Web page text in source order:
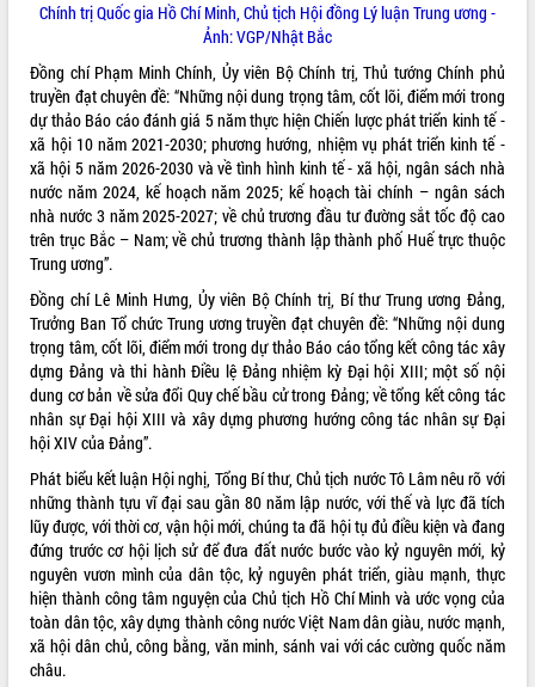
niệm 101 năm Ngày Báo chí Cách
Đắk Lắk sơ kết 4 năm triển khai thực
hiện Đề án 06 của Chính phủ
Họp báo thông tin về Hội nghị Công bố
Quy hoạch và Xúc tiến đầu tư tỉnh Đắk
Lắk
Khơi thông điểm nghẽn, đẩy nhanh
giải ngân vốn khắc phục thiên tai
HĐND tỉnh thông qua điều chỉnh Quy
hoạch tỉnh thời kỳ 2021-2030
Hội thảo góp ý hồ sơ điều chỉnh quy
hoạch tỉnh Đắk Lắk thời kỳ 2021-2030,
tầm nhìn đến năm 2050
Nâng cao hiệu quả hoạt động của các
doanh nghiệp nhà nước
Hội nghị triển khai kết nối mạng
truyền số liệu chuyên dùng phục vụ cơ
quan Đảng, Nhà nước
Lễ phát động chuỗi hoạt động chung
tay làm sạch môi trường
Xã Ea Kar bước chuyển mình trong
công tác cải cách hành chính mô hình
mới
UBND tỉnh họp báo định kỳ tháng 4
năm 2026
Chính trị Quốc gia Hồ Chí Minh, Chủ tịch Hội đồng Lý luận Trung ương -
Ảnh: VGP/Nhật Bắc
Đồng chí Phạm Minh Chính, Ủy viên Bộ Chính trị, Thủ tướng Chính phủ
truyền đạt chuyên đề: “Những nội dung trọng tâm, cốt lõi, điểm mới trong
dự thảo Báo cáo đánh giá 5 năm thực hiện Chiến lược phát triển kinh tế -
xã hội 10 năm 2021-2030; phương hướng, nhiệm vụ phát triển kinh tế -
xã hội 5 năm 2026-2030 và về tình hình kinh tế - xã hội, ngân sách nhà
nước năm 2024, kế hoạch năm 2025; kế hoạch tài chính – ngân sách
nhà nước 3 năm 2025-2027; về chủ trương đầu tư đường sắt tốc độ cao
trên trục Bắc – Nam; về chủ trương thành lập thành phố Huế trực thuộc
Trung ương”.
Đồng chí Lê Minh Hưng, Ủy viên Bộ Chính trị, Bí thư Trung ương Đảng,
Trưởng Ban Tổ chức Trung ương truyền đạt chuyên đề: “Những nội dung
trọng tâm, cốt lõi, điểm mới trong dự thảo Báo cáo tổng kết công tác xây
dựng Đảng và thi hành Điều lệ Đảng nhiệm kỳ Đại hội XIII; một số nội
dung cơ bản về sửa đổi Quy chế bầu cử trong Đảng; về tổng kết công tác
nhân sự Đại hội XIII và xây dựng phương hướng công tác nhân sự Đại
hội XIV của Đảng”.
Phát biểu kết luận Hội nghị, Tổng Bí thư, Chủ tịch nước Tô Lâm nêu rõ với
những thành tựu vĩ đại sau gần 80 năm lập nước, với thế và lực đã tích
lũy được, với thời cơ, vận hội mới, chúng ta đã hội tụ đủ điều kiện và đang
đứng trước cơ hội lịch sử để đưa đất nước bước vào kỷ nguyên mới, kỷ
nguyên vươn mình của dân tộc, kỷ nguyên phát triển, giàu mạnh, thực
hiện thành công tâm nguyện của Chủ tịch Hồ Chí Minh và ước vọng của
toàn dân tộc, xây dựng thành công nước Việt Nam dân giàu, nước mạnh,
xã hội dân chủ, công bằng, văn minh, sánh vai với các cường quốc năm
châu.